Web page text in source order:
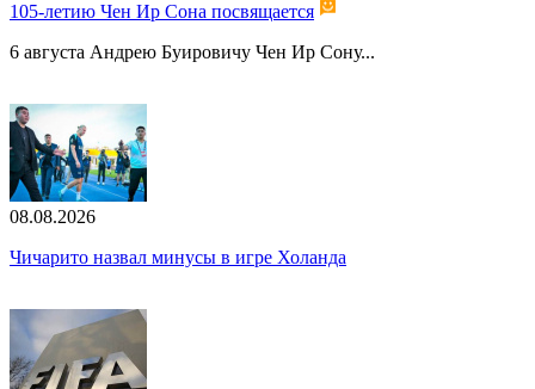
105-летию Чен Ир Сона посвящается
6 августа Андрею Буировичу Чен Ир Сону...
08.08.2026
Чичарито назвал минусы в игре Холанда